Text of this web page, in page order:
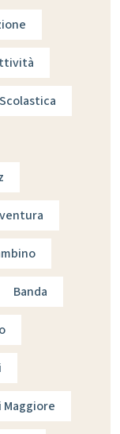
Banda
Maggiore